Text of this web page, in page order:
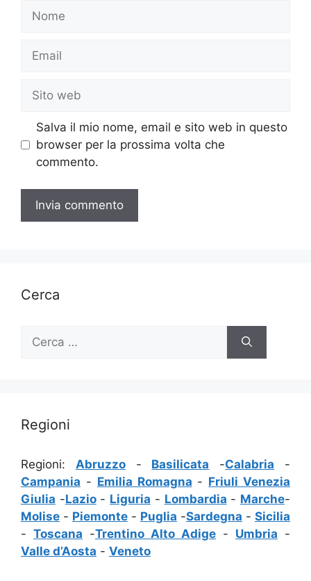
Nome
Email
Sito
web
Salva il mio nome, email e sito web in questo
browser per la prossima volta che
commento.
Cerca
per:
Regioni
Regioni: Abruzzo- Basilicata -Calabria -
Campania - Emilia Romagna - Friuli Venezia
Giulia -Lazio- Liguria - Lombardia - Marche-
Molise - Piemonte - Puglia -Sardegna - Sicilia
- Toscana -Trentino Alto Adige - Umbria -
Valle d’Aosta - Veneto